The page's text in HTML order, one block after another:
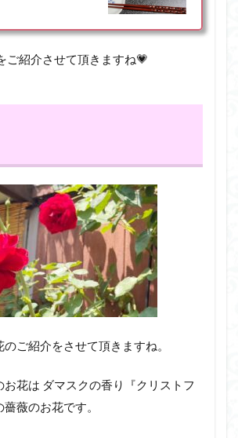
ご紹介させて頂きますね💗
ご紹介をさせて頂きますね。
お花は ダマスクの香り『クリストフ
薇のお花です。